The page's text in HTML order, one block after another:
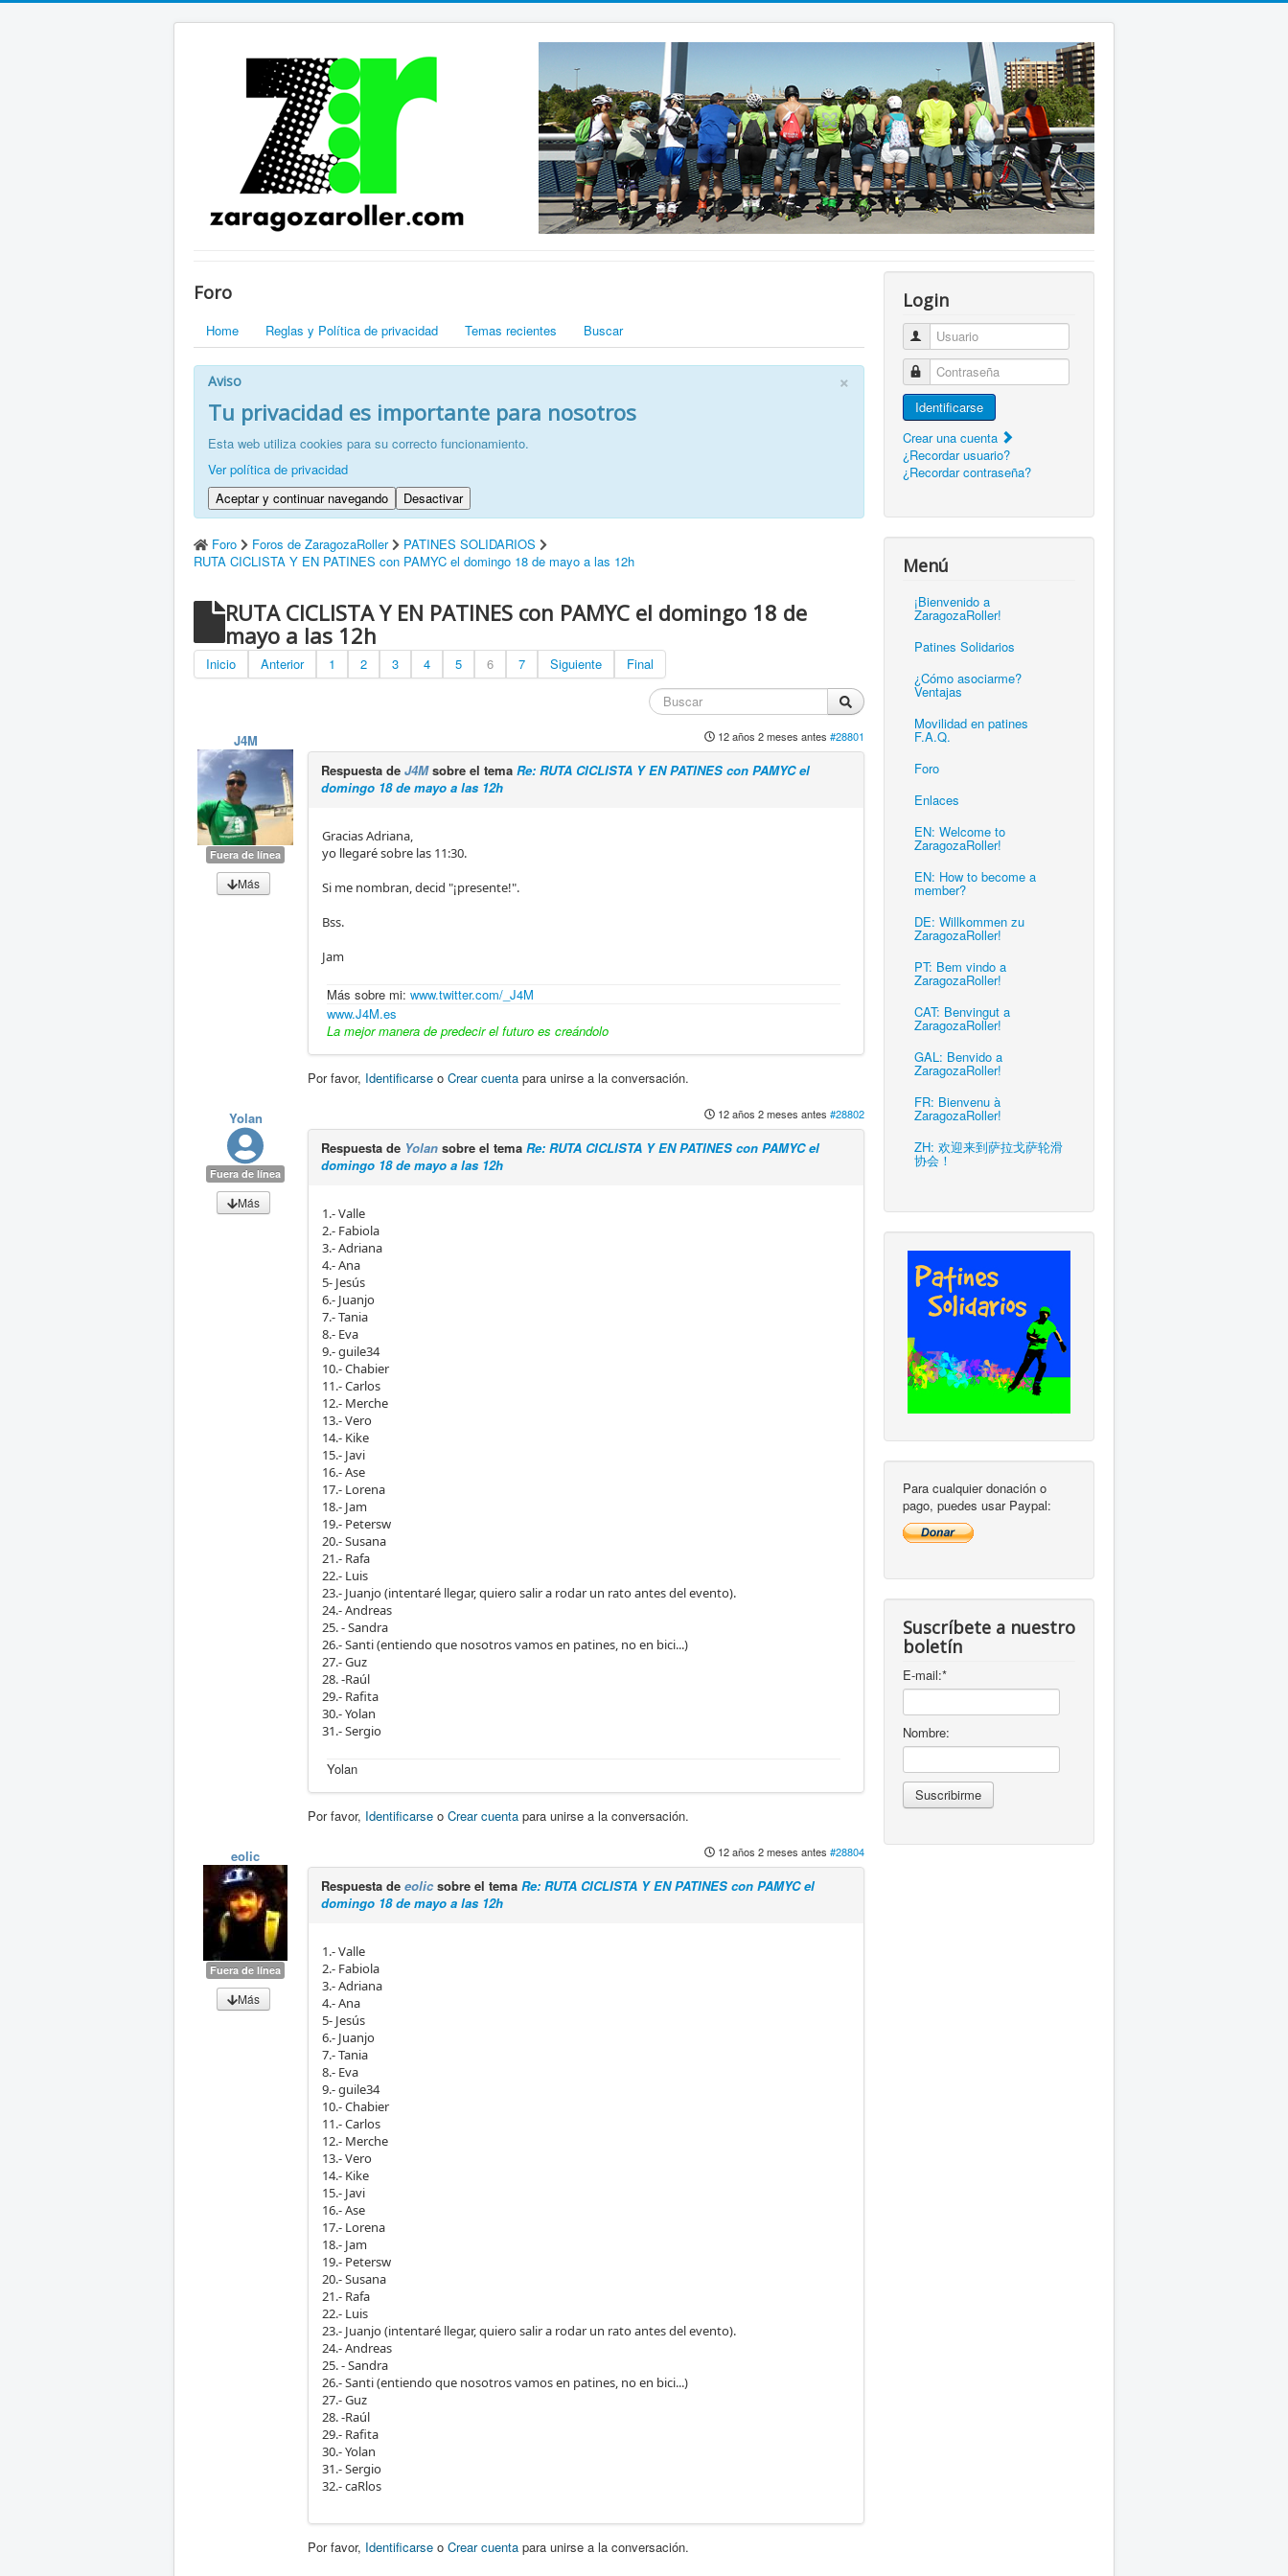
Foro
Home Reglas y Política de privacidad Temas recientes Buscar
×
Aviso
Tu privacidad es importante para nosotros
Esta web utiliza cookies para su correcto funcionamiento.
Ver política de privacidad
Aceptar y continuar navegando
Desactivar
Foro Foros de ZaragozaRoller
PATINES SOLIDARIOS
RUTA CICLISTA Y EN PATINES con PAMYC el domingo 18 de mayo a las 12h
RUTA CICLISTA Y EN PATINES con PAMYC el domingo 18 de
mayo a las 12h
Inicio Anterior 1 2 3 4 5 6 7 Siguiente Final
J4M
Fuera de línea
Más
12 años 2 meses antes #28801
Respuesta deJ4Msobre el temaRe: RUTA CICLISTA Y EN PATINES con PAMYC el
domingo 18 de mayo a las 12h
Gracias Adriana,
yo llegaré sobre las 11:30.
Si me nombran, decid "¡presente!".
Bss.
Jam
Más sobre mi:www.twitter.com/_J4M
www.J4M.es
La mejor manera de predecir el futuro es creándolo
Por favor, Identificarse oCrear cuenta para unirse a la conversación.
Yolan
Fuera de línea
Más
12 años 2 meses antes #28802
Respuesta de Yolan sobre el temaRe: RUTA CICLISTA Y EN PATINES con PAMYC el
domingo 18 de mayo a las 12h
1.- Valle
2.- Fabiola
3.- Adriana
4.- Ana
5- Jesús
6.- Juanjo
7.- Tania
8.- Eva
9.- guile34
10.- Chabier
11.- Carlos
12.- Merche
13.- Vero
14.- Kike
15.- Javi
16.- Ase
17.- Lorena
18.- Jam
19.- Petersw
20.- Susana
21.- Rafa
22.- Luis
23.- Juanjo (intentaré llegar, quiero salir a rodar un rato antes del evento).
24.- Andreas
25. - Sandra
26.- Santi (entiendo que nosotros vamos en patines, no en bici...)
27.- Guz
28. -Raúl
29.- Rafita
30.- Yolan
31.- Sergio
Yolan
Por favor, Identificarse oCrear cuenta para unirse a la conversación.
eolic
Fuera de línea
Más
12 años 2 meses antes #28804
Respuesta deeolicsobre el temaRe: RUTA CICLISTA Y EN PATINES con PAMYC el
domingo 18 de mayo a las 12h
1.- Valle
2.- Fabiola
3.- Adriana
4.- Ana
5- Jesús
6.- Juanjo
7.- Tania
8.- Eva
9.- guile34
10.- Chabier
11.- Carlos
12.- Merche
13.- Vero
14.- Kike
15.- Javi
16.- Ase
17.- Lorena
18.- Jam
19.- Petersw
20.- Susana
21.- Rafa
22.- Luis
23.- Juanjo (intentaré llegar, quiero salir a rodar un rato antes del evento).
24.- Andreas
25. - Sandra
26.- Santi (entiendo que nosotros vamos en patines, no en bici...)
27.- Guz
28. -Raúl
29.- Rafita
30.- Yolan
31.- Sergio
32.- caRlos
Por favor, Identificarse oCrear cuenta para unirse a la conversación.
Login
Usuario
Contraseña
Identificarse
Crear una cuenta
¿Recordar usuario?
¿Recordar contraseña?
Menú
¡Bienvenido a
ZaragozaRoller!
Patines Solidarios
¿Cómo asociarme?
Ventajas
Movilidad en patines
F.A.Q.
Foro
Enlaces
EN: Welcome to
ZaragozaRoller!
EN: How to become a
member?
DE: Willkommen zu
ZaragozaRoller!
PT: Bem vindo a
ZaragozaRoller!
CAT: Benvingut a
ZaragozaRoller!
GAL: Benvido a
ZaragozaRoller!
FR: Bienvenu à
ZaragozaRoller!
ZH: 欢迎来到萨拉戈萨轮滑
协会！
Para cualquier donación o
pago, puedes usar Paypal:
Suscríbete a nuestro
boletín
E-mail:*
Nombre: